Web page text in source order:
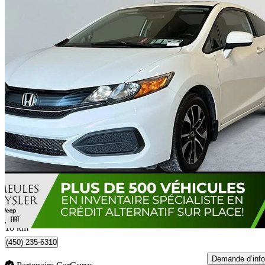
2015 Honda Civic Coupe
EX110 745 km
10 888 $ Bonne
191 $/mois env.
Laval, QC
18 km
(450) 235-6310
Demande d’info